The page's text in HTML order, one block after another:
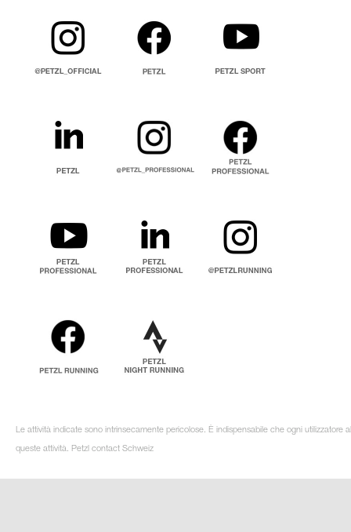
Le attività indicate sono intrinsecamente pericolose. È indispensabile che ogni utilizzatore
queste attività. Petzl contact Schweiz